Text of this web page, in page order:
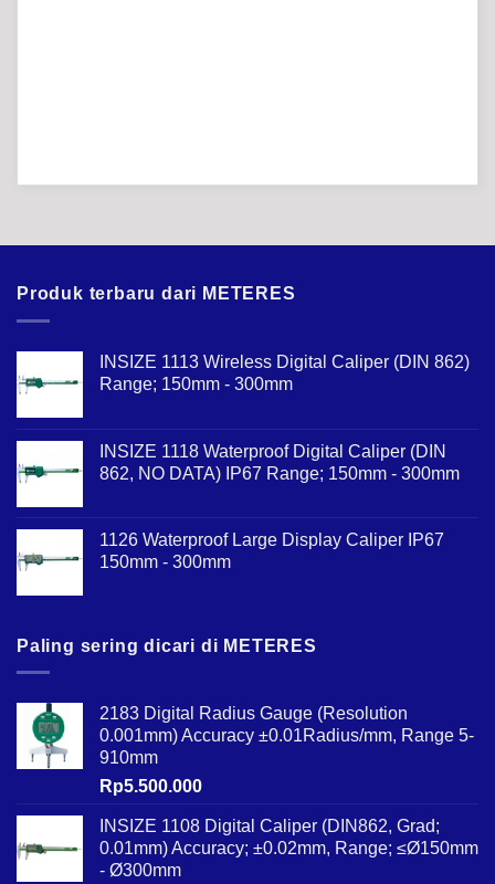
Produk terbaru dari METERES
INSIZE 1113 Wireless Digital Caliper (DIN 862)
Range; 150mm - 300mm
INSIZE 1118 Waterproof Digital Caliper (DIN
862, NO DATA) IP67 Range; 150mm - 300mm
1126 Waterproof Large Display Caliper IP67
150mm - 300mm
Paling sering dicari di METERES
2183 Digital Radius Gauge (Resolution
0.001mm) Accuracy ±0.01Radius/mm, Range 5-
910mm
Rp5.500.000
INSIZE 1108 Digital Caliper (DIN862, Grad;
0.01mm) Accuracy; ±0.02mm, Range; ≤Ø150mm
- Ø300mm